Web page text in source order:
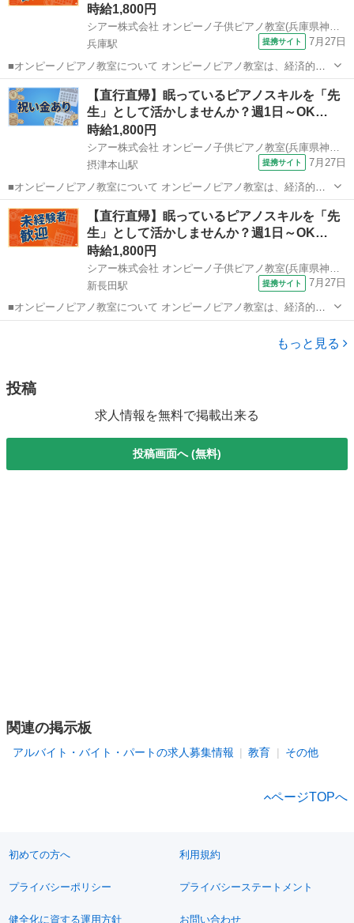
時給1,800円
シアー株式会社 オンピーノ子供ピアノ教室(兵庫県神戸市兵庫区)
兵庫駅
提携サイト 7月27日
■オンピーノピアノ教室について オンピーノピアノ教室は、経済的な
事情に左右されることなく、すべての子どもたちが平等に音楽を学べ
る場所をつくりたい!という想いから生まれました。 出張レッスンとい
う形を採用することで、 「近...
兵庫 神戸市 兵庫駅 インストラクター
【直行直帰】眠っているピアノスキルを「先
生」として活かしませんか？週1日～OK…
時給1,800円
シアー株式会社 オンピーノ子供ピアノ教室(兵庫県神戸市東灘区)
摂津本山駅
提携サイト 7月27日
■オンピーノピアノ教室について オンピーノピアノ教室は、経済的な
事情に左右されることなく、すべての子どもたちが平等に音楽を学べ
る場所をつくりたい!という想いから生まれました。 出張レッスンとい
う形を採用することで、 「近...
兵庫 神戸市 摂津本山駅 インストラクター
【直行直帰】眠っているピアノスキルを「先
生」として活かしませんか？週1日～OK…
時給1,800円
新長田駅
提携サイト 7月27日
■オンピーノピアノ教室について オンピーノピアノ教室は、経済的な
事情に左右されることなく、すべての子どもたちが平等に音楽を学べ
もっと見る
投稿
求人情報を無料で掲載出来る
投稿画面へ (無料)
関連の掲示板
アルバイト・バイト・パートの求人募集情報 教育 その他
ページTOPへ
初めての方へ 利用規約
プライバシーポリシー プライバシーステートメント
健全化に資する運用方針 お問い合わせ